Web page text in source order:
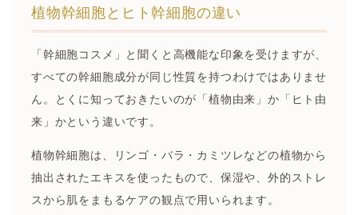
植物幹細胞とヒト幹細胞の違い
「幹細胞コスメ」と聞くと高機能な印象を受けますが、
すべての幹細胞成分が同じ性質を持つわけではありませ
ん。とくに知っておきたいのが「植物由来」か「ヒト由
来」かという違いです。
植物幹細胞は、リンゴ・バラ・カミツレなどの植物から
抽出されたエキスを使ったもので、保湿や、外的ストレ
スから肌をまもるケアの観点で用いられます。